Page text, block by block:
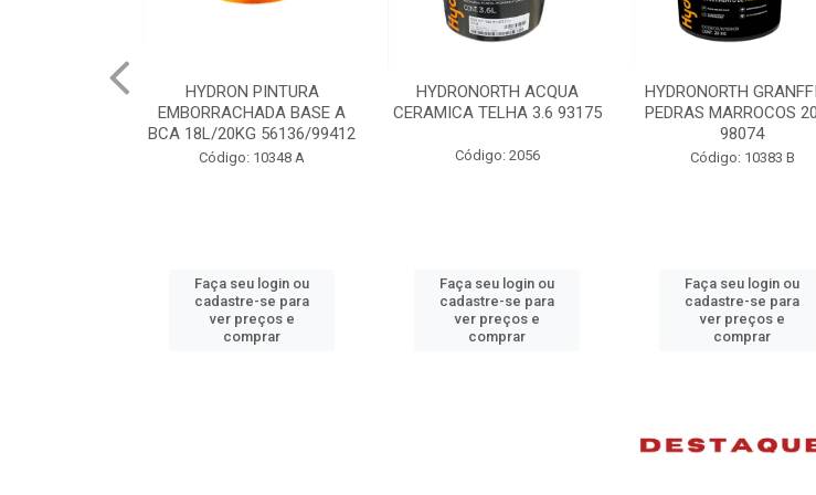
HYDRONORTH ACQUA
CERAMICA TELHA 3.6 93175
Código: 2056
Faça seu login ou
cadastre-se para
ver preços e
comprar
HYDRONORTH GRANFFINO
PEDRAS MARROCOS 20KG
Código: 10383 B
Faça seu login ou
cadastre-se para
ver preços e
comprar
HYDRONORTH
INCOLOR 3.6 93194
Código: 2052
Faça seu login ou
cadastre-se para
ver preços e
comprar